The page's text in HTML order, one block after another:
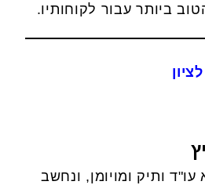
ביותר עבור לקוחותיו.
עו"ד ותיק ומויומן, ונחשב